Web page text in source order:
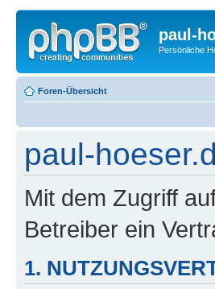
paul-
Persönliche
Foren-Übersicht
paul-
Mit dem Zugriff
Betreiber ein
1.